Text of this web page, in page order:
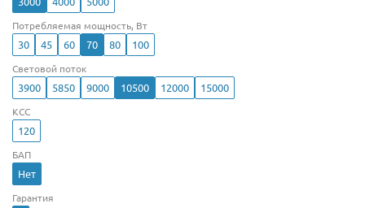
Потребляемая мощность, Вт
30 45 60 70 80 100
Световой поток
3900 5850 9000 10500 12000 15000
КСС
120
БАП
Нет
Гарантия